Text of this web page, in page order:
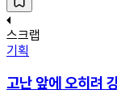
스크랩
기획
고난 앞에 오히려